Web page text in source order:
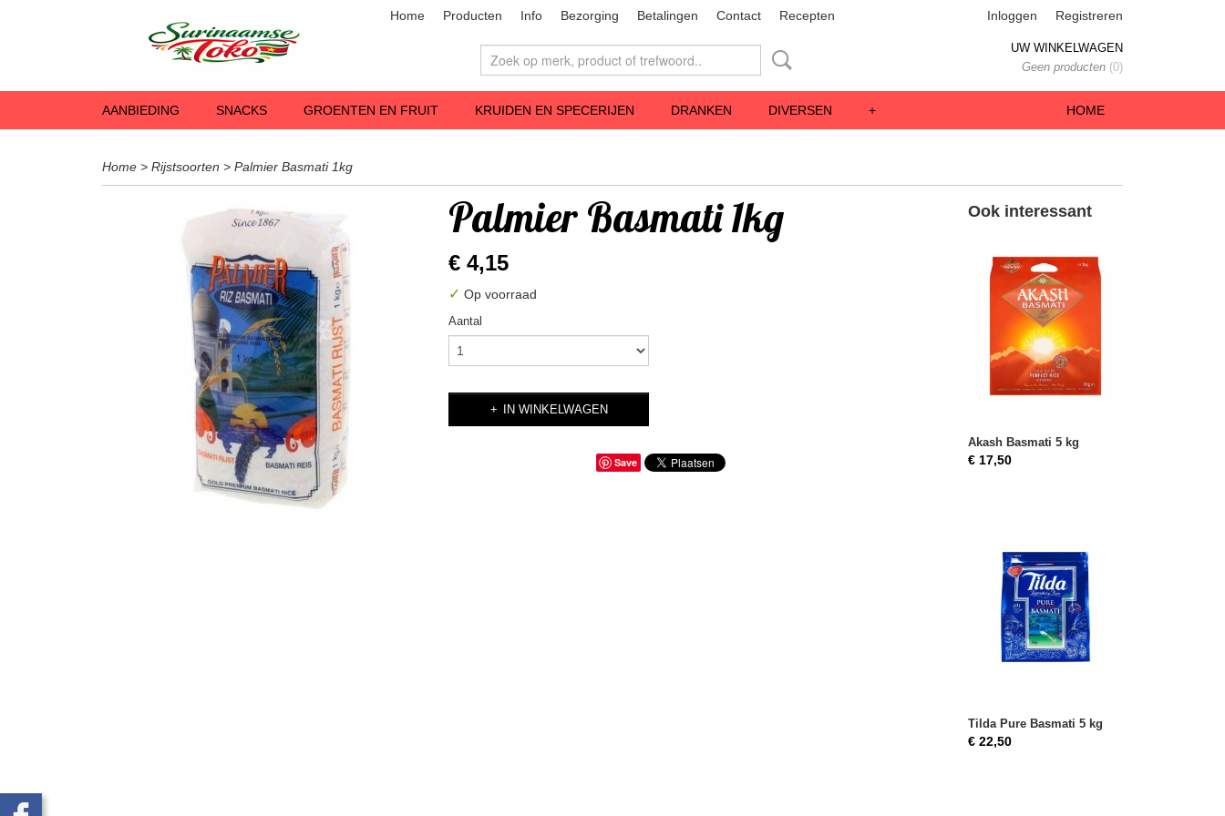
Home Producten Info Bezorging Betalingen Contact Recepten Inloggen Registreren
UW WINKELWAGEN
Geen producten (0)
HOME
AANBIEDING SNACKS GROENTEN EN FRUIT KRUIDEN EN SPECERIJEN DRANKEN DIVERSEN +
Home > Rijstsoorten > Palmier Basmati 1kg
Palmier Basmati 1kg
€ 4,15
✓ Op voorraad
Aantal
IN WINKELWAGEN
Save
Ook interessant
Akash Basmati 5 kg
€ 17,50
Tilda Pure Basmati 5 kg
€ 22,50